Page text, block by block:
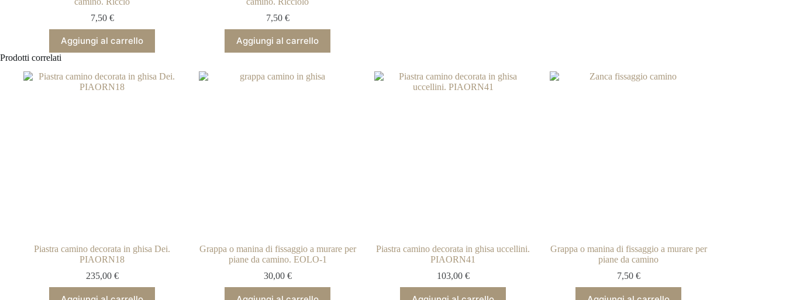
7,50 €
Aggiungi al carrello
7,50 €
Aggiungi al carrello
Prodotti correlati
Piastra camino decorata in ghisa Dei.
PIAORN18
235,00 €
Grappa o manina di fissaggio a murare per
piane da camino. EOLO-1
30,00 €
Piastra camino decorata in ghisa uccellini.
PIAORN41
103,00 €
Grappa o manina di fissaggio a murare per
piane da camino
7,50 €